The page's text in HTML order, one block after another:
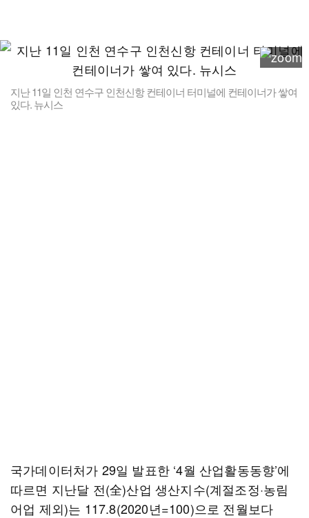
지난 11일 인천 연수구 인천신항 컨테이너 터미널에 컨테이너가 쌓여
있다. 뉴시스
국가데이터처가 29일 발표한 ‘4월 산업활동동향’에
따르면 지난달 전(全)산업 생산지수(계절조정·농림
어업 제외)는 117.8(2020년=100)으로 전월보다